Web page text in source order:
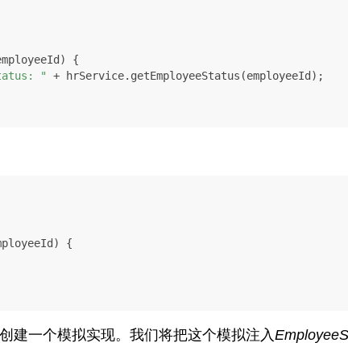
{
"
+ hrService.getEmployeeStatus(employeeId);
{
建一个模拟实现。我们将把这个模拟注入